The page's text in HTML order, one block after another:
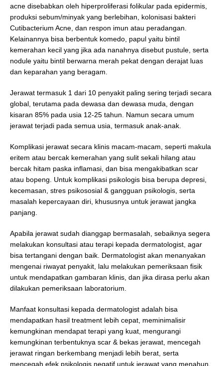
acne disebabkan oleh hiperproliferasi folikular pada epidermis,
produksi sebum/minyak yang berlebihan, kolonisasi bakteri
Cutibacterium Acne, dan respon imun atau peradangan.
Kelainannya bisa berbentuk komedo, papul yaitu bintil
kemerahan kecil yang jika ada nanahnya disebut pustule, serta
nodule yaitu bintil berwarna merah pekat dengan derajat luas
dan keparahan yang beragam.
Jerawat termasuk 1 dari 10 penyakit paling sering terjadi secara
global, terutama pada dewasa dan dewasa muda, dengan
kisaran 85% pada usia 12-25 tahun. Namun secara umum
jerawat terjadi pada semua usia, termasuk anak-anak.
Komplikasi jerawat secara klinis macam-macam, seperti makula
eritem atau bercak kemerahan yang sulit sekali hilang atau
bercak hitam paska inflamasi, dan bisa mengakibatkan scar
atau bopeng. Untuk komplikasi psikologis bisa berupa depresi,
kecemasan, stres psikososial & gangguan psikologis, serta
masalah kepercayaan diri, khususnya untuk jerawat jangka
panjang.
Apabila jerawat sudah dianggap bermasalah, sebaiknya segera
melakukan konsultasi atau terapi kepada dermatologist, agar
bisa tertangani dengan baik. Dermatologist akan menanyakan
mengenai riwayat penyakit, lalu melakukan pemeriksaan fisik
untuk mendapatkan gambaran klinis, dan jika dirasa perlu akan
dilakukan pemeriksaan laboratorium.
Manfaat konsultasi kepada dermatologist adalah bisa
mendapatkan hasil treatment lebih cepat, meminimalisir
kemungkinan mendapat terapi yang kuat, mengurangi
kemungkinan terbentuknya scar & bekas jerawat, mencegah
jerawat ringan berkembang menjadi lebih berat, serta
mencegah efek psikologis negatif untuk jerawat yang menahun.